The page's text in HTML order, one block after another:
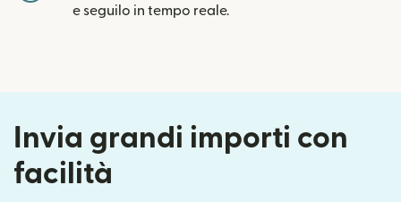
e seguilo in tempo reale.
Invia grandi importi con
facilità